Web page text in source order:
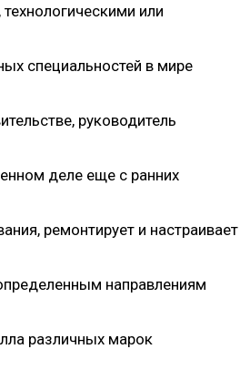
или
специальностей в мире
руководитель
деле еще с ранних
ремонтирует и настраивает
направлениям
различных марок